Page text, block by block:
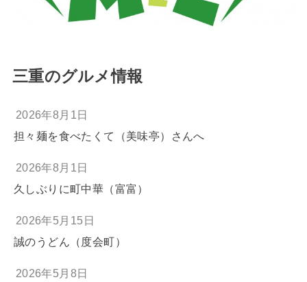
三重のグルメ情報
2026年8月1日
担々麺を食べたくて（美味亭）さんへ
2026年8月1日
久しぶりに町中華（富富）
2026年5月15日
誠のうどん（度会町）
2026年5月8日